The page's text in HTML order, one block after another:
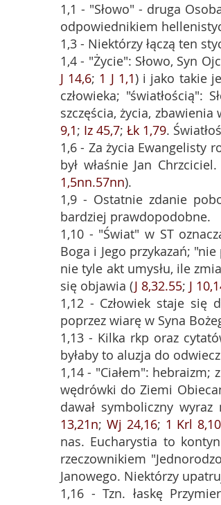
1,1 - "Słowo" - druga
odpowiednikiem
1,3 - Niektórzy łączą ten
1,4 - "Życie": Słowo, Syn
J 14,6; 1 J 1,1) i jako takie
człowieka; "światłością":
szczęścia, życia, zbawienia
9,1; Iz 45,7; Łk 1,79.
1,6 - Za życia Ewangelisty
był właśnie Jan
1,5nn.57nn).
1,9 - Ostatnie zdanie
bardziej prawdopodobne.
1,10 - "Świat" w ST
Boga i Jego przykazań;
nie tyle akt umysłu, ile
się objawia (J 8,32.55; J
1,12 - Człowiek staje się
poprzez wiarę w Syna
1,13 - Kilka rkp oraz
byłaby to aluzja do
1,14 - "Ciałem": hebraizm;
wędrówki do Ziemi
dawał symboliczny
13,21n; Wj 24,16; 1 Krl
nas. Eucharystia to
rzeczownikiem
Janowego. Niektórzy
1,16 - Tzn. łaskę